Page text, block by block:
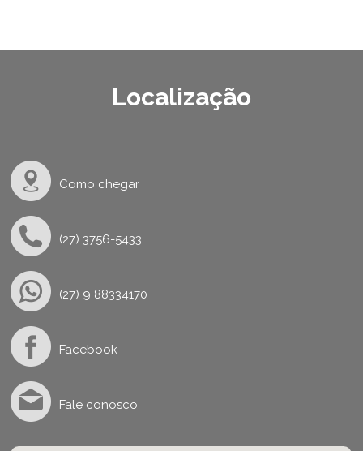
Localização
Como chegar
(27) 3756-5433
(27) 9 88334170
Facebook
Fale conosco